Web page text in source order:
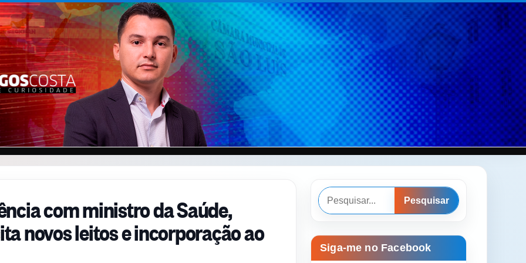
com ministro da Saúde,
novos leitos e incorporação ao
Pesquisar
Pesquisar
Siga-me no Facebook